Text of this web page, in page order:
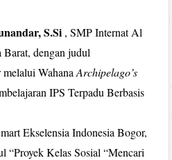
S.Si , SMP Internat Al
dengan judul
melalui WahanaArchipelago’s
IPS Terpadu Berbasis
Ekselensia Indonesia Bogor,
“Proyek Kelas Sosial “Mencari